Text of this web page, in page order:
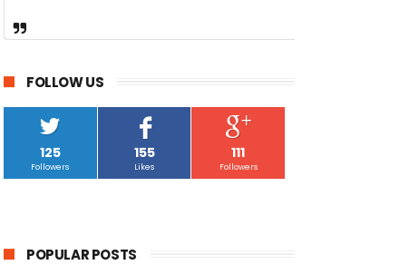
FOLLOW US
125
Followers
155
Likes
111
Followers
POPULAR POSTS